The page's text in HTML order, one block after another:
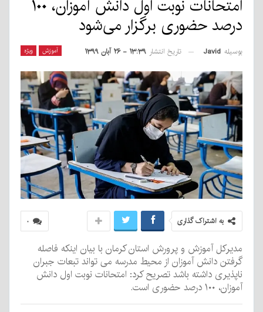
امتحانات نوبت اول دانش آموزان، ۱۰۰
درصد حضوری برگزار می‌شود
آموزش ویژه بوسیله Javid تاریخ انتشار ۱۳:۳۹ - ۲۶ آبان ۱۳۹۹
۰ به اشتراک گذاری
مدیرکل آموزش و پرورش استان کرمان با بیان اینکه فاصله
گرفتن دانش آموزان از محیط مدرسه می تواند تبعات جبران
ناپذیری داشته باشد تصریح کرد: امتحانات نوبت اول دانش
آموزان، ۱۰۰ درصد حضوری است.